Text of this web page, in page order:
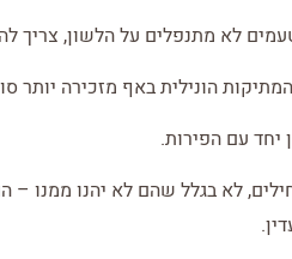
לא מתנפלים על הלשון, צריך
הונילית באף מזכירה יותר
יחד עם הפירות.
לא בגלל שהם לא יהנו ממנו